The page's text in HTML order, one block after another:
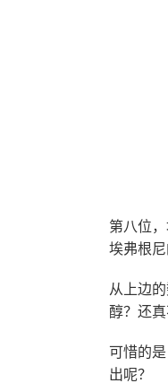
第八位
埃弗根
从上边
醇？还真
可惜的
出呢？